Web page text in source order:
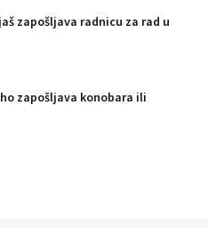
zapošljava radnicu za rad u
zapošljava konobara ili